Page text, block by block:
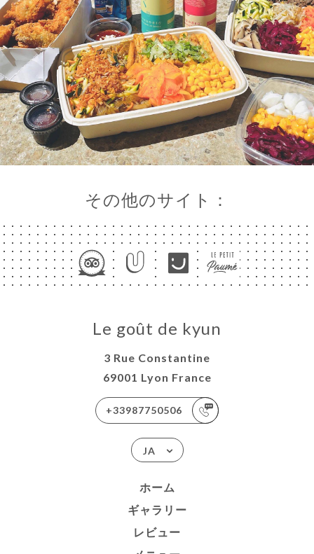
その他のサイト：
Le goût de kyun
3 Rue Constantine
69001 Lyon France
+33987750506
JA
ホーム
ギャラリー
レビュー